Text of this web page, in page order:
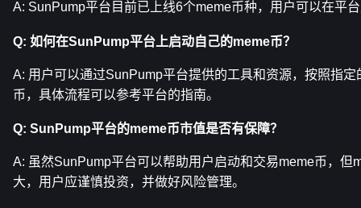
A: SunPump平台目前已上线6个meme币种，用户可以在平
Q: 如何在SunPump平台上启动自己的meme币？
A: 用户可以通过SunPump平台提供的工具和资源，按照指
币，具体流程可以参考平台的指南。
Q: SunPump平台的meme币市值是否有保障？
A: 虽然SunPump平台可以帮助用户启动和交易meme币，但
大，用户应谨慎投资，并做好风险管理。